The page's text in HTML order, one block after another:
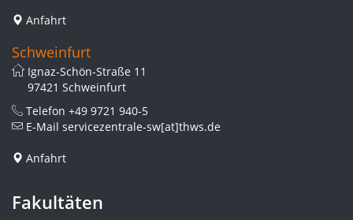
Anfahrt
Schweinfurt
Ignaz-Schön-Straße 11
97421 Schweinfurt
Telefon +49 9721 940-5
E-Mail servicezentrale-sw[at]thws.de
Anfahrt
Fakultäten